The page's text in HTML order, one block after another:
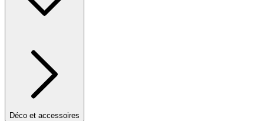
Déco et accessoires